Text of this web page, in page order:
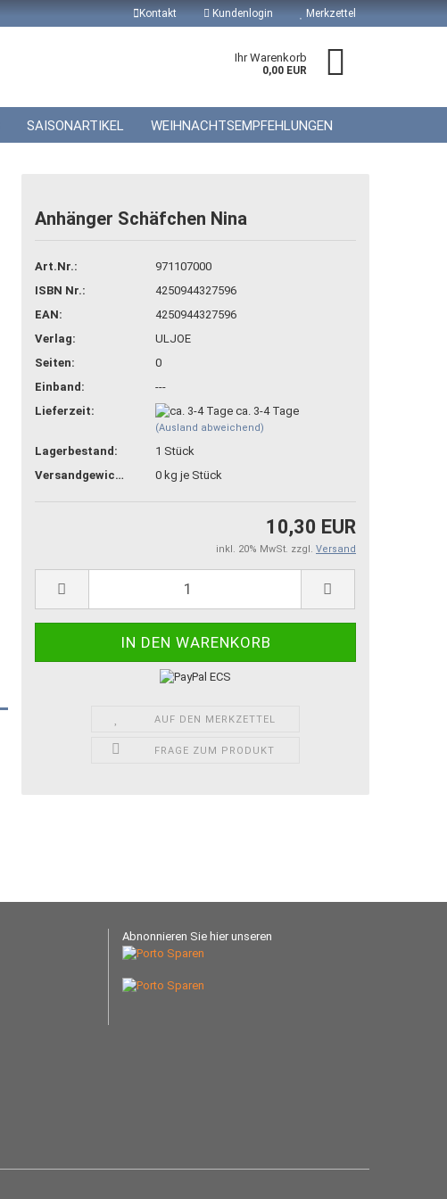
Kontakt Kundenlogin
Konto erstellen
Passwort vergessen?
Merkzettel
Ihr Warenkorb
0,00 EUR
SAISONARTIKEL WEIHNACHTSEMPFEHLUNGEN
Anhänger Schäfchen Nina
Art.Nr.:
971107000
ISBN Nr.:
4250944327596
EAN:
4250944327596
Verlag:
ULJOE
Seiten:
0
Einband:
---
Lieferzeit:
ca. 3-4 Tage
(Ausland abweichend)
Lagerbestand: 1 Stück
Versandgewicht:
0 kg je Stück
10,30 EUR
inkl. 20% MwSt. zzgl. Versand
AUF DEN MERKZETTEL
FRAGE ZUM PRODUKT
Abnonnieren Sie hier unseren